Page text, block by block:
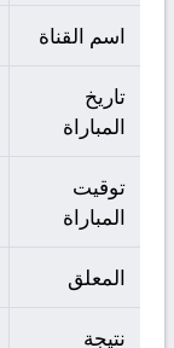
اسم القناة
تاريخ
المباراة
توقيت
المباراة
المعلق
نتيجة